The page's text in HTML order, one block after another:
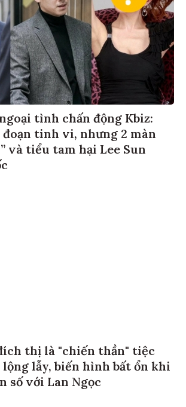
tình chấn động Kbiz:
tinh vi, nhưng 2 màn
và tiểu tam hại Lee Sun
thị là "chiến thần" tiệc
lẫy, biến hình bất ổn khi
số với Lan Ngọc